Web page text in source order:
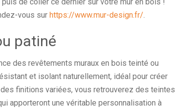
vous sur https://www.mur-design.fr/.
patiné
des revêtements muraux en bois teinté ou
et isolant naturellement, idéal pour créer
finitions variées, vous retrouverez des teintes
apporteront une véritable personnalisation à